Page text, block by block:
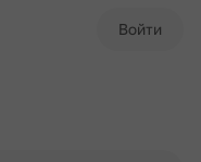
Войти